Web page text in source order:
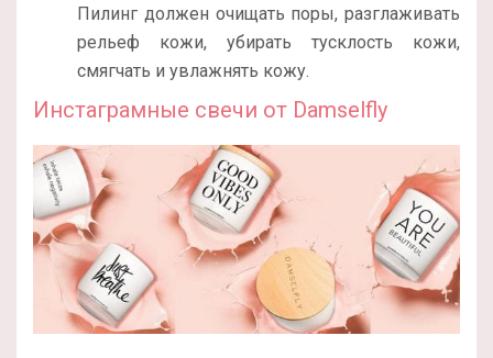
Пилинг должен очищать поры, разглаживать
рельеф кожи, убирать тусклость кожи,
смягчать и увлажнять кожу.
Инстаграмные свечи от Damselfly